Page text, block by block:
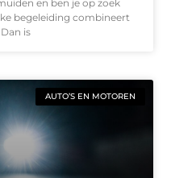
en ben je op zoek
begeleiding combineert
is
AUTO’S EN MOTOREN